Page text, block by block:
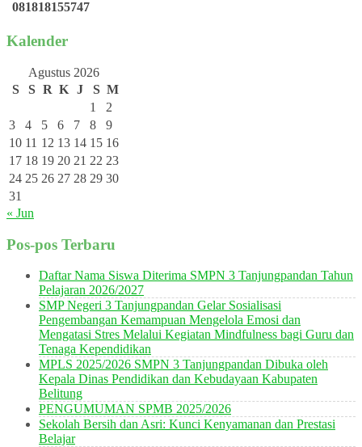
081818155747
Kalender
Agustus 2026
S
S R K J S M
1
2
3
4 5 6 7 8
9
10 11 12 13 14 15 16
17 18 19 20 21 22 23
24 25 26 27 28 29 30
31
« Jun
Pos-pos Terbaru
Daftar Nama Siswa Diterima SMPN 3 Tanjungpandan Tahun
Pelajaran 2026/2027
SMP Negeri 3 Tanjungpandan Gelar Sosialisasi
Pengembangan Kemampuan Mengelola Emosi dan
Mengatasi Stres Melalui Kegiatan Mindfulness bagi Guru dan
Tenaga Kependidikan
MPLS 2025/2026 SMPN 3 Tanjungpandan Dibuka oleh
Kepala Dinas Pendidikan dan Kebudayaan Kabupaten
Belitung
PENGUMUMAN SPMB 2025/2026
Sekolah Bersih dan Asri: Kunci Kenyamanan dan Prestasi
Belajar